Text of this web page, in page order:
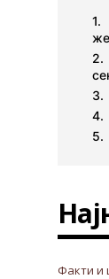
Факти и